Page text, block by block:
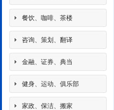
餐饮、咖啡、茶楼
咨询、策划、翻译
金融、证券、典当
健身、运动、俱乐部
家政、保洁、搬家